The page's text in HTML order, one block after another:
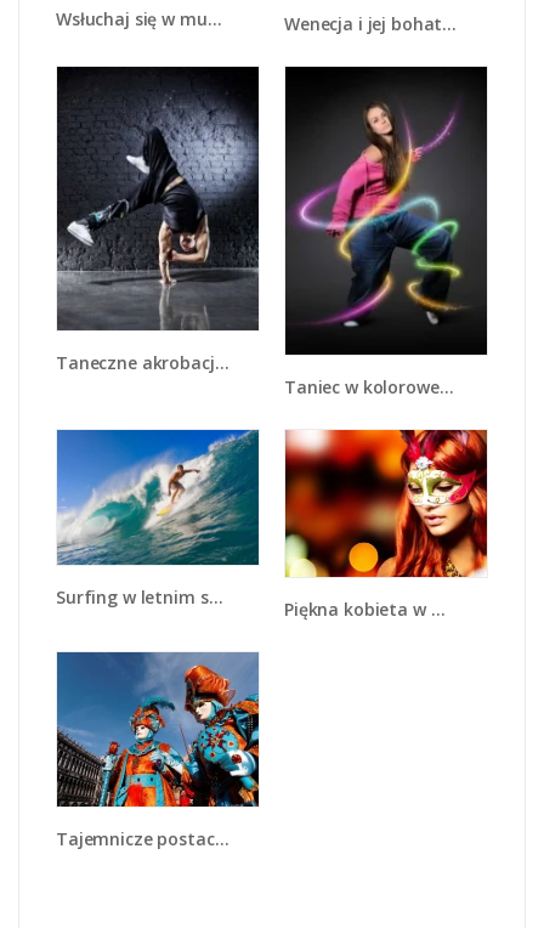
Wsłuchaj się w muzykę - L015 Wenecja i jej bohaterowie - L210
Taneczne akrobacje na jednej dłoni - L026
Taniec w kolorowej serpentynie - L002
Surfing w letnim sezonie - L132
Piękna kobieta w masce - L225
Tajemnicze postacie w wenecji - L211